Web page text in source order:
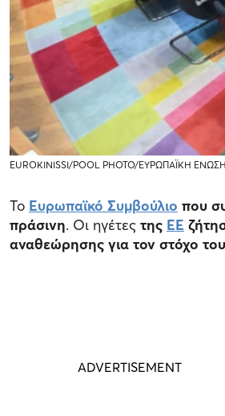
EUROKINISSI/POOL PHOTO/ΕΥΡΩΠΑΪΚΗ ΕΝΩΣΗ
Το Ευρωπαϊκό Συμβούλιο που
πράσινη. Οι ηγέτες της ΕΕ
αναθεώρησης για τον στόχο